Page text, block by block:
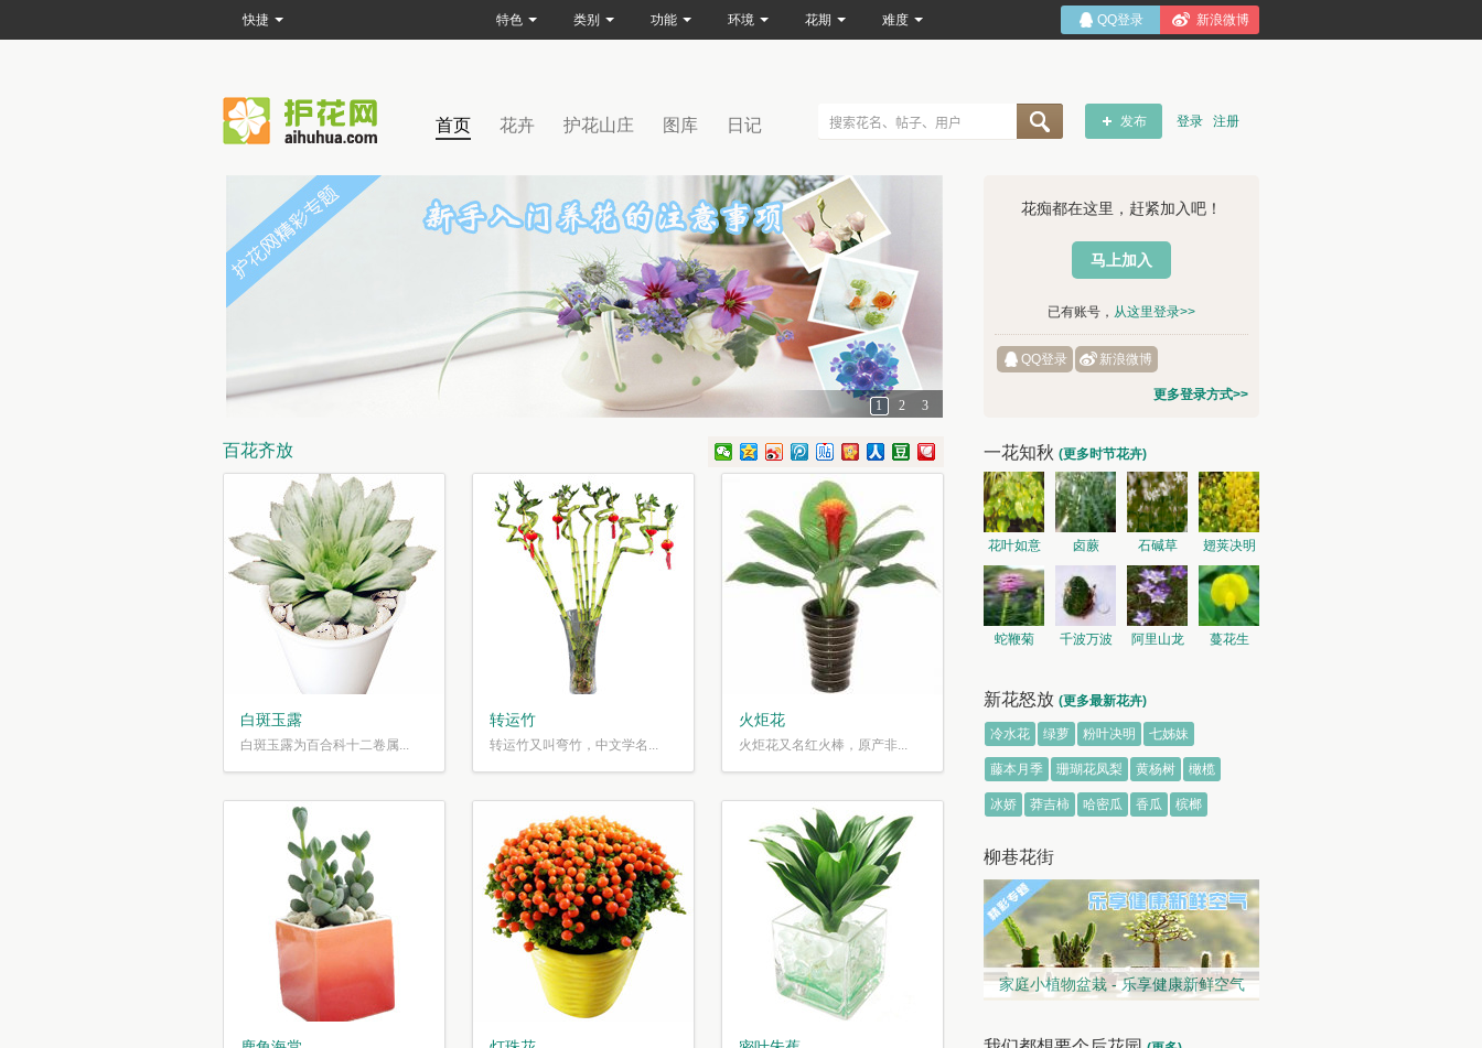
首页 花卉 护花山庄 图库 日记 发布 登录 注册
1 2 3
百花齐放
白斑玉露
白斑玉露为百合科十二卷属...
转运竹
转运竹又叫弯竹，中文学名...
火炬花
火炬花又名红火棒，原产非...
花痴都在这里，赶紧加入吧！
马上加入
已有账号， 从这里登录>>
QQ登录 新浪微博
更多登录方式>>
一花知秋 (更多时节花卉)
花叶如意 卤蕨 石碱草 翅荚决明
蛇鞭菊 千波万波
阿里山龙
蔓花生
新花怒放 (更多最新花卉)
冷水花 绿萝 粉叶决明 七姊妹
藤本月季 珊瑚花凤梨 黄杨树 橄榄
冰娇 莽吉柿 哈密瓜 香瓜 槟榔
柳巷花街
家庭小植物盆栽 - 乐享健康新鲜空气
快捷 特色 类别 功能 环境 花期 难度 QQ登录 新浪微博